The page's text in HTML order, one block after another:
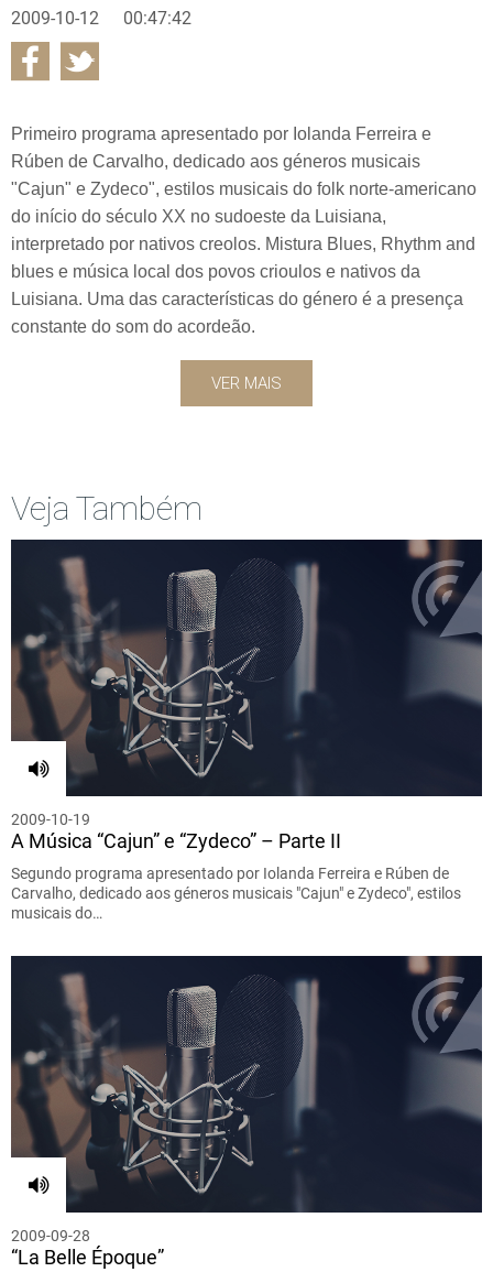
2009-10-12 00:47:42
Primeiro programa apresentado por Iolanda Ferreira e
Rúben de Carvalho, dedicado aos géneros musicais
"Cajun" e Zydeco", estilos musicais do folk norte-americano
do início do século XX no sudoeste da Luisiana,
interpretado por nativos creolos. Mistura Blues, Rhythm and
blues e música local dos povos crioulos e nativos da
Luisiana. Uma das características do género é a presença
constante do som do acordeão.
VER MAIS
Veja Também
2009-10-19
A Música “Cajun” e “Zydeco” – Parte II
Segundo programa apresentado por Iolanda Ferreira e Rúben de
Carvalho, dedicado aos géneros musicais "Cajun" e Zydeco", estilos
musicais do…
2009-09-28
“La Belle Époque”